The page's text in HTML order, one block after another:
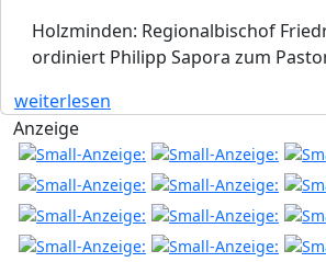
Holzminden: Regionalbischof
ordiniert Philipp Sapora zum
weiterlesen
Anzeige